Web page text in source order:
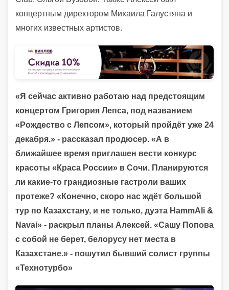
концертным директором Михаила Галустяна и
многих известных артистов.
«Я сейчас активно работаю над предстоящим
концертом Григория Лепса, под названием
«Рождество с Лепсом», который пройдёт уже 24
декабря.» - рассказал продюсер. «А в
ближайшее время приглашен вести конкурс
красоты «Краса России» в Сочи. Планируются
ли какие-то грандиозные гастроли ваших
протеже? «Конечно, скоро нас ждёт большой
тур по Казахстану, и не только, дуэта HammAli &
Navai» - раскрыл планы Алексей. «Сашу Попова
с собой не берет, белорусу нет места в
Казахстане.» - пошутил бывший солист группы
«Технотурбо»